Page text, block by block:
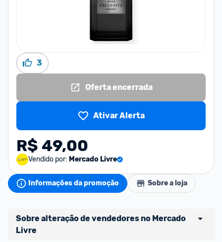
3
Oferta encerrada
Ativar Alerta
R$ 49,00
Vendido por: Mercado Livre
Informações da promoção Sobre a loja
Sobre alteração de vendedores no Mercado
Livre